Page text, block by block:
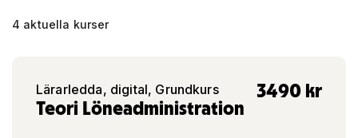
4 aktuella kurser
Lärarledda, digital, Grundkurs
Teori Löneadministration
3490 kr